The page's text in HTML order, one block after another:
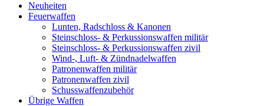
Neuheiten
Feuerwaffen
Lunten, Radschloss & Kanonen
Steinschloss- & Perkussionswaffen militär
Steinschloss- & Perkussionswaffen zivil
Wind-, Luft- & Zündnadelwaffen
Patronenwaffen militär
Patronenwaffen zivil
Schusswaffenzubehör
Übrige Waffen